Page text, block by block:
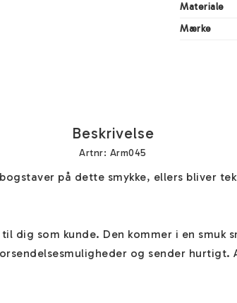
Materiale
Mærke
Beskrivelse
Artnr: Arm045
på dette smykke, ellers bliver
dig som kunde. Den kommer i en smuk
og sender hurtigt.